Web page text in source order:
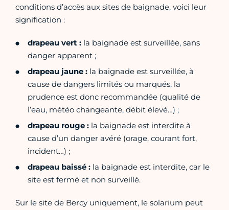
conditions d’accès aux sites de baignade, voici leur
signification :
drapeau vert : la baignade est surveillée, sans
danger apparent ;
drapeau jaune : la baignade est surveillée, à
cause de dangers limités ou marqués, la
prudence est donc recommandée (qualité de
l’eau, météo changeante, débit élevé…) ;
drapeau rouge : la baignade est interdite à
cause d’un danger avéré (orage, courant fort,
incident…) ;
drapeau baissé : la baignade est interdite, car le
site est fermé et non surveillé.
Sur le site de Bercy uniquement, le solarium peut